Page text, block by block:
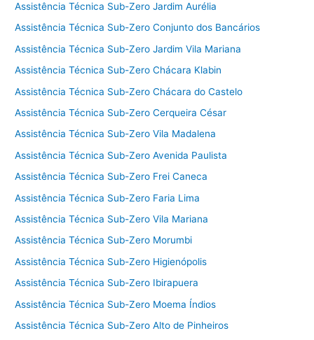
Assistência Técnica Sub-Zero Jardim Aurélia
Assistência Técnica Sub-Zero Conjunto dos Bancários
Assistência Técnica Sub-Zero Jardim Vila Mariana
Assistência Técnica Sub-Zero Chácara Klabin
Assistência Técnica Sub-Zero Chácara do Castelo
Assistência Técnica Sub-Zero Cerqueira César
Assistência Técnica Sub-Zero Vila Madalena
Assistência Técnica Sub-Zero Avenida Paulista
Assistência Técnica Sub-Zero Frei Caneca
Assistência Técnica Sub-Zero Faria Lima
Assistência Técnica Sub-Zero Vila Mariana
Assistência Técnica Sub-Zero Morumbi
Assistência Técnica Sub-Zero Higienópolis
Assistência Técnica Sub-Zero Ibirapuera
Assistência Técnica Sub-Zero Moema Índios
Assistência Técnica Sub-Zero Alto de Pinheiros